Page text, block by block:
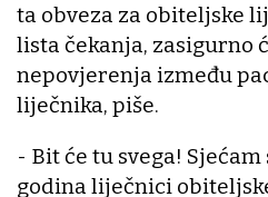
ta obveza za obiteljske
lista čekanja, zasigurno
nepovjerenja između
liječnika, piše.
- Bit će tu svega!
godina liječnici